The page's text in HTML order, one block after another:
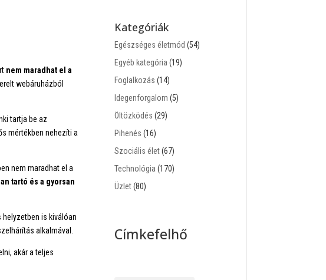
nem maradhat el a
webáruházból
tartja be az
mértékben nehezíti a
nem maradhat el a
tartó és a gyorsan
is kiválóan
alkalmával.
akár a teljes
Kategóriák
Egészséges életmód (54)
Egyéb kategória (19)
Foglalkozás (14)
Idegenforgalom (5)
Öltözködés (29)
Pihenés (16)
Szociális élet(67)
Technológia (170)
Üzlet(80)
Címkefelhő